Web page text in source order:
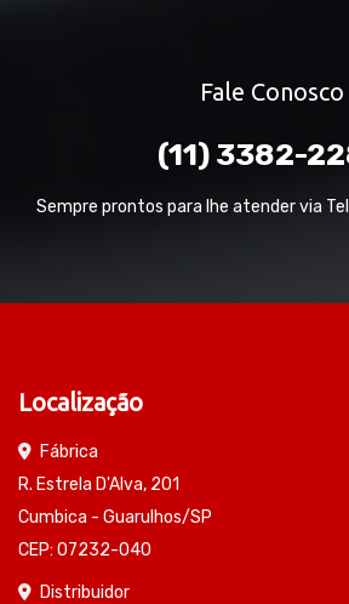
Fale Conosco
(11) 3382-
Sempre prontos para lhe atender via
Localização
Fábrica
R. Estrela D'Alva, 201
Cumbica - Guarulhos/SP
CEP: 07232-040
Distribuidor